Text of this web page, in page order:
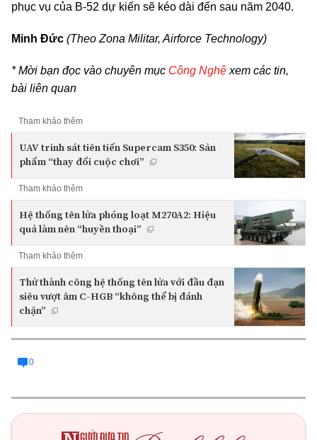
phục vụ của B-52 dự kiến sẽ kéo dài đến sau năm 2040.
Minh Đức (Theo Zona Militar, Airforce Technology)
* Mời bạn đọc vào chuyên mục Công Nghệ xem các tin,
bài liên quan
Tham khảo thêm
UAV trinh sát tiên tiến Supercam S350: Sản
phẩm “thay đổi cuộc chơi”
Tham khảo thêm
Hệ thống tên lửa phóng loạt M270A2: Hiệu
quả làm nên “huyền thoại”
Tham khảo thêm
Thử thành công hệ thống tên lửa với đầu đạn
siêu vượt âm C-HGB “không thể bị đánh
chặn”
0